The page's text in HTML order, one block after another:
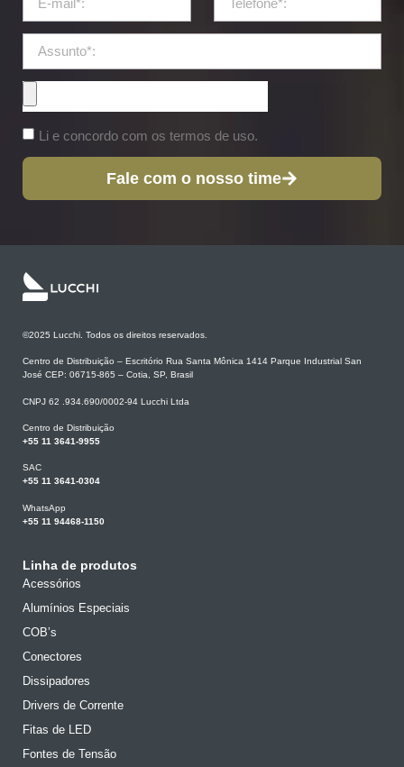
Li e concordo com os termos de uso.
Fale com o nosso time
©2025 Lucchi. Todos os direitos reservados.
Centro de Distribuição – Escritório Rua Santa Mônica 1414 Parque Industrial San
José CEP: 06715-865 – Cotia, SP, Brasil
CNPJ 62 .934.690/0002-94 Lucchi Ltda
Centro de Distribuição
+55 11 3641-9955
SAC
+55 11 3641-0304
WhatsApp
+55 11 94468-1150
Linha de produtos
Acessórios
Alumínios Especiais
COB’s
Conectores
Dissipadores
Drivers de Corrente
Fitas de LED
Fontes de Tensão